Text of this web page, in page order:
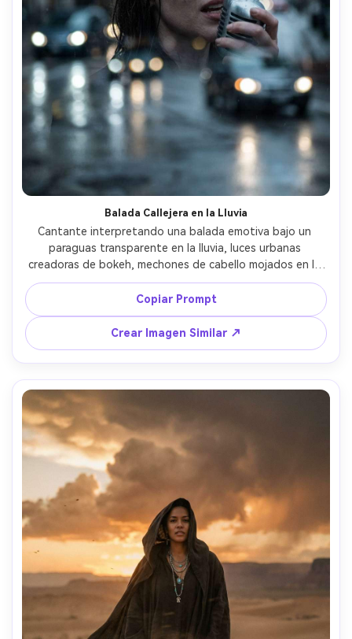
Balada Callejera en la Lluvia
Cantante interpretando una balada emotiva bajo un
paraguas transparente en la lluvia, luces urbanas
creadoras de bokeh, mechones de cabello mojados en la
frente, línea de rímel corrido sutil, sujetando un micrófono
cerca, tomada con Sony A7IV con 50mm f/1.4, primer
plano, gradación azul-gris de ambiente, gotas de lluvia
realistas, drama fotorrealista cinematográfico --ar 4:5
Copiar Prompt
Crear Imagen Similar ↗